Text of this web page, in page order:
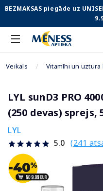
BEZMAKSAS piegāde uz
Veikals Vitamīni un uztura
LYL sunD3 PRO
(250 devas) sprejs,
LYL
5.0 (241